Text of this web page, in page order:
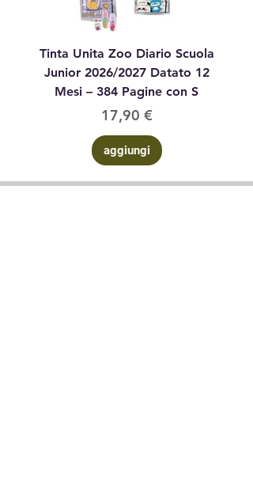
Tinta Unita Zoo Diario Scuola
Junior 2026/2027 Datato 12
Mesi – 384 Pagine con S
Prezzo
17,90 €
aggiungi